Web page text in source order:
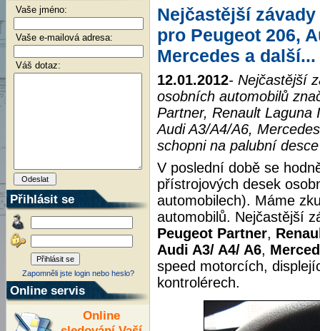
Vaše jméno:
Vaše e-mailová adresa:
Váš dotaz:
Přihlásit se
Zapomněli jste login nebo heslo?
Online servis
Online
Nejčastější
pro Peugeot 206,
Mercedes a další...
12.01.2012- Nejčastější
osobních automobilů
Partner, Renault Laguna
Audi A3/A4/A6,
schopni na palubní
V poslední době se
přístrojových desek
automobilech). Máme
automobilů. Nejčastější
Peugeot Partner,
Audi A3/ A4/ A6,
speed motorcích,
kontrolérech.